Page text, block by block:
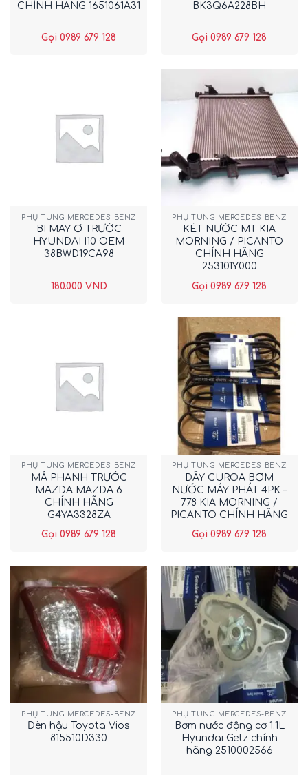
CHÍNH HÃNG 1651061A31
Gọi 0989 679 128
BK3Q6A228BH
Gọi 0989 679 128
PHỤ TÙNG MERCEDES-BENZ
BI MAY Ơ TRƯỚC
HYUNDAI I10 OEM
38BWD19CA98
180.000 VND
PHỤ TÙNG MERCEDES-BENZ
KÉT NƯỚC MT KIA
MORNING / PICANTO
CHÍNH HÃNG
253101Y000
Gọi 0989 679 128
PHỤ TÙNG MERCEDES-BENZ
MÁ PHANH TRƯỚC
MAZDA MAZDA 6
CHÍNH HÃNG
G4YA3328ZA
Gọi 0989 679 128
PHỤ TÙNG MERCEDES-BENZ
DÂY CUROA BƠM
NƯỚC MÁY PHÁT 4PK –
778 KIA MORNING /
PICANTO CHÍNH HÃNG
Gọi 0989 679 128
PHỤ TÙNG MERCEDES-BENZ
Đèn hậu Toyota Vios
815510D330
PHỤ TÙNG MERCEDES-BENZ
Bơm nước động cơ 1.1L
Hyundai Getz chính
hãng 2510002566